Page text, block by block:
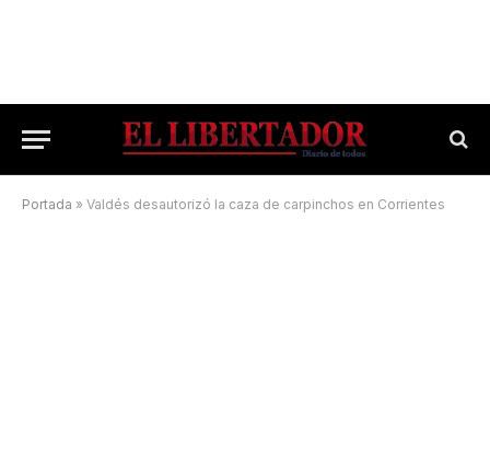
Portada » Valdés desautorizó la caza de carpinchos en Corrientes